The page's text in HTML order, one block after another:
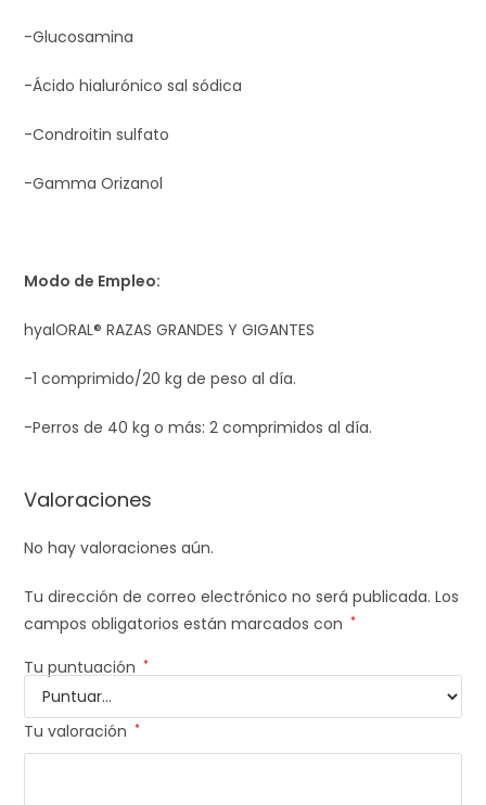
-Glucosamina
-Ácido hialurónico sal sódica
-Condroitin sulfato
-Gamma Orizanol
Modo de Empleo:
hyalORAL® RAZAS GRANDES Y GIGANTES
-1 comprimido/20 kg de peso al día.
-Perros de 40 kg o más: 2 comprimidos al día.
Valoraciones
No hay valoraciones aún.
Tu dirección de correo electrónico no será publicada. Los
campos obligatorios están marcados con *
Tu puntuación *
Tu valoración *